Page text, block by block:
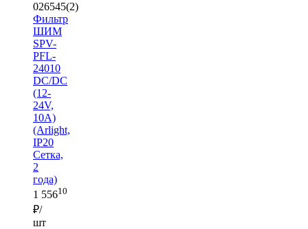
026545(2)
Фильтр
ШИМ
SPV-
PFL-
24010
DC/DC
(12-
24V,
10A)
(Arlight,
IP20
Сетка,
2
года)
1 55610
₽/
шт